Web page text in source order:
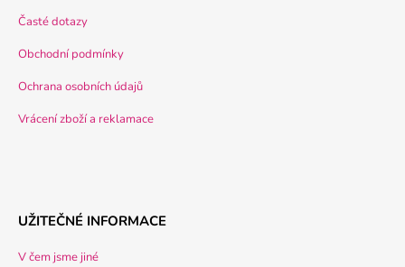
Časté dotazy
Obchodní podmínky
Ochrana osobních údajů
Vrácení zboží a reklamace
UŽITEČNÉ INFORMACE
V čem jsme jiné